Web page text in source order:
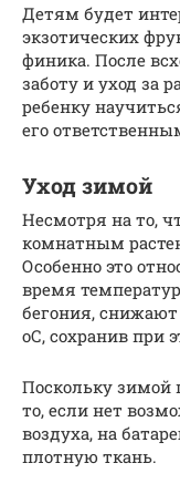
Детям будет
экзотических
финика. После
заботу и уход за
ребенку
его
Уход зимой
Несмотря на то,
комнатным
Особенно это
время
бегония, снижают
оС, сохранив при
Поскольку зимой
то, если нет
воздуха, на
плотную ткань.